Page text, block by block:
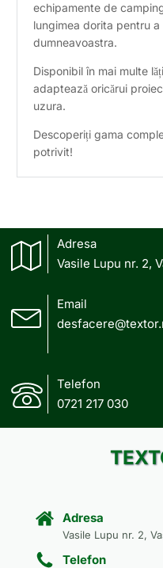
echipamente de
lungimea dorita pentru
dumneavoastra.
Disponibil în mai multe
adaptează oricărui
uzura.
Descoperiți gama
potrivit!
Adresa
Vasile Lupu nr. 2,
Email
Telefon
0721 217 030
Adresa
Vasile Lupu nr. 2,
Telefon